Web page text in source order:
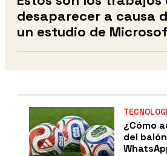
desaparecer a causa
un estudio de
¿Cómo
del